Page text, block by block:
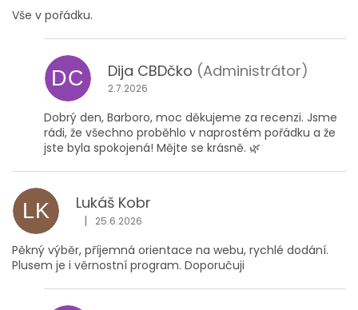
Vše v pořádku.
DC Dija CBDčko (Administrátor)
2.7.2026
Dobrý den, Barboro, moc děkujeme za recenzi. Jsme
rádi, že všechno proběhlo v naprostém pořádku a že
jste byla spokojená! Mějte se krásně. 🌿
LK Lukáš Kobr
Hodnocení obchodu je 5 z 5 hvězdiček.
| 25.6.2026
Pěkný výběr, příjemná orientace na webu, rychlé dodání.
Plusem je i věrnostní program. Doporučuji